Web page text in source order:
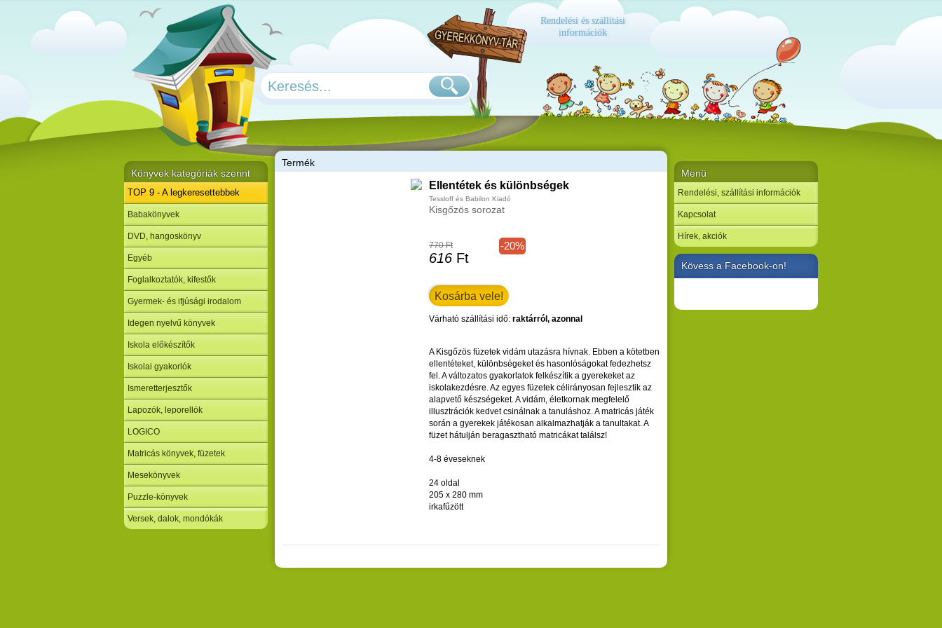
Rendelési és szállítási
információk
Termék
Ellentétek és különbségek
Tessloff és Babilon Kiadó
Kisgőzös sorozat
770 Ft
616 Ft
-20%
Várható szállítási idő: raktárról, azonnal
A Kisgőzös füzetek vidám utazásra hívnak. Ebben a kötetben
ellentéteket, különbségeket és hasonlóságokat fedezhetsz
fel. A változatos gyakorlatok felkészítik a gyerekeket az
iskolakezdésre. Az egyes füzetek célirányosan fejlesztik az
alapvető készségeket. A vidám, életkornak megfelelő
illusztrációk kedvet csinálnak a tanuláshoz. A matricás játék
során a gyerekek játékosan alkalmazhatják a tanultakat. A
füzet hátulján beragasztható matricákat találsz!
4-8 éveseknek
24 oldal
205 x 280 mm
irkafűzött
Könyvek kategóriák szerint
TOP 9 - A legkeresettebbek
Babakönyvek
DVD, hangoskönyv
Egyéb
Foglalkoztatók, kifestők
Gyermek- és ifjúsági irodalom
Idegen nyelvű könyvek
Iskola előkészítők
Iskolai gyakorlók
Ismeretterjesztők
Lapozók, leporellók
LOGICO
Matricás könyvek, füzetek
Mesekönyvek
Puzzle-könyvek
Versek, dalok, mondókák
Menü
Rendelési, szállítási információk
Kapcsolat
Hírek, akciók
Kövess a Facebook-on!